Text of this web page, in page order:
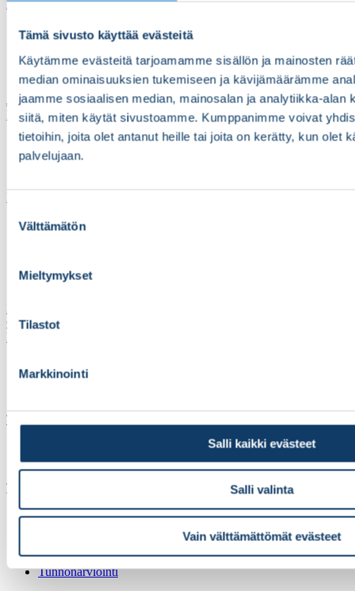
Tämä sivusto käyttää evästeitä
Käytämme evästeitä tarjoamamme sisällön ja mainosten
median ominaisuuksien tukemiseen ja kävijämäärämme
jaamme sosiaalisen median, mainosalan ja analytiikka-alan
siitä, miten käytät sivustoamme. Kumppanimme voivat
tietoihin, joita olet antanut heille tai joita on kerätty, kun olet
palvelujaan.
valinta
Välttämätön
Mieltymykset
Tilastot
Markkinointi
Salli kaikki evästeet
Salli valinta
Vain välttämättömät evästeet
Harjoitusvälineet
Aistituotteet
Peiliterapia
Voima ja liikkuvuus
Jalkaterapiatuotteet
Kompressiotuotteet
Kompressiokäsineet
Muut kompressiohoidon tuotteet
Lastamateriaalit
Dynaamiset osat
Muut lastamateriaalit
NRX-tuotteet
Lämpökäsineet
Outlet
Pehmusteet
Muut pehmusteet
Tarranauhat
Nukkanauhat
Tutkimusvälineet
E-Link-tutkimus & -harjoitusmenetelmä
Toiminnalliset testit ja oteharjoittelut
Tunnonarviointi